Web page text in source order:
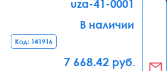
uza-41-0001
В наличии
Код: 141916
7 668.42 руб.